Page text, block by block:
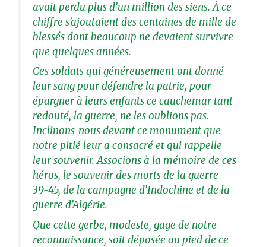
avait perdu plus d’un million des siens. À ce
chiffre s’ajoutaient des centaines de mille de
blessés dont beaucoup ne devaient survivre
que quelques années.
Ces soldats qui généreusement ont donné
leur sang pour défendre la patrie, pour
épargner à leurs enfants ce cauchemar tant
redouté, la guerre, ne les oublions pas.
Inclinons-nous devant ce monument que
notre pitié leur a consacré et qui rappelle
leur souvenir. Associons à la mémoire de ces
héros, le souvenir des morts de la guerre
39-45, de la campagne d’Indochine et de la
guerre d’Algérie.
Que cette gerbe, modeste, gage de notre
reconnaissance, soit déposée au pied de ce